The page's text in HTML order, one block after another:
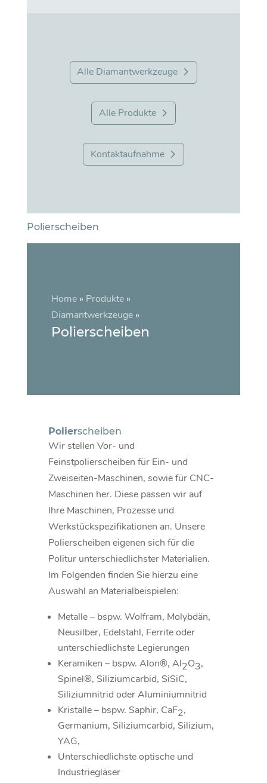
Alle Diamantwerkzeuge
Alle Produkte
Kontaktaufnahme
Polierscheiben
Home » Produkte »
Diamantwerkzeuge »
Polierscheiben
Polierscheiben
Wir stellen Vor- und
Feinstpolierscheiben für Ein- und
Zweiseiten-Maschinen, sowie für CNC-
Maschinen her. Diese passen wir auf
Ihre Maschinen, Prozesse und
Werkstückspezifikationen an. Unsere
Polierscheiben eigenen sich für die
Politur unterschiedlichster Materialien.
Im Folgenden finden Sie hierzu eine
Auswahl an Materialbeispielen:
Metalle – bspw. Wolfram, Molybdän,
Neusilber, Edelstahl, Ferrite oder
unterschiedlichste Legierungen
Keramiken – bspw. Alon®, Al2O3,
Spinel®, Siliziumcarbid, SiSiC,
Siliziumnitrid oder Aluminiumnitrid
Kristalle – bspw. Saphir, CaF2,
Germanium, Siliziumcarbid, Silizium,
YAG,
Unterschiedlichste optische und
Industriegläser